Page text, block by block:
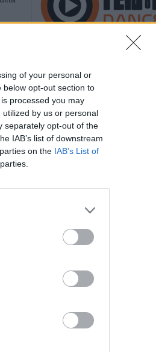
of your personal or
opt-out section to
processed you may
by us or personal
separately opt-out of the
IAB’s list of downstream
on the IAB’s List of